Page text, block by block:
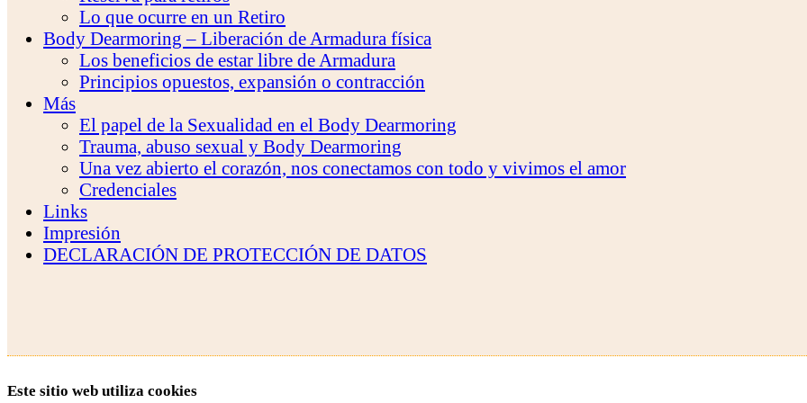
Lo que ocurre en un Retiro
Body Dearmoring – Liberación de Armadura física
Los beneficios de estar libre de Armadura
Principios opuestos, expansión o contracción
Más
El papel de la Sexualidad en el Body Dearmoring
Trauma, abuso sexual y Body Dearmoring
Una vez abierto el corazón, nos conectamos con todo y vivimos el amor
Credenciales
Links
Impresión
DECLARACIÓN DE PROTECCIÓN DE DATOS
Este sitio web utiliza cookies